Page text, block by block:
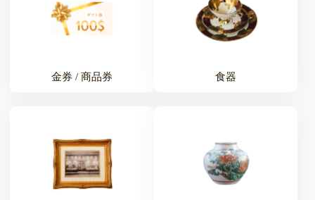
金券 / 商品券 食器